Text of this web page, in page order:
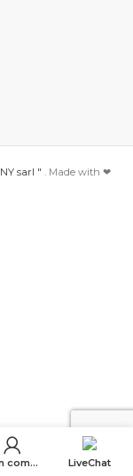
sarl " . Made with ❤
Mon compte LiveChat